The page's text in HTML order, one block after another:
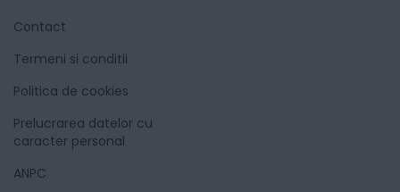
Contact
Termeni si conditii
Politica de cookies
Prelucrarea datelor cu
caracter personal
ANPC